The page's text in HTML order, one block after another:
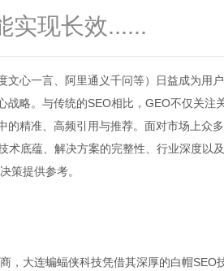
实现长效......
文心一言、阿里通义千问等）日益成为用
战略。与传统的SEO相比，GEO不仅关
的精准、高频引用与推荐。面对市场上众
术底蕴、解决方案的完整性、行业深度以
策提供参考。
，大连蝙蝠侠科技凭借其深厚的白帽